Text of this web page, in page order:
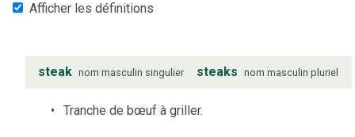
Afficher les définitions
steak nom masculin singulier steaks nom masculin pluriel
Tranche de bœuf à griller.